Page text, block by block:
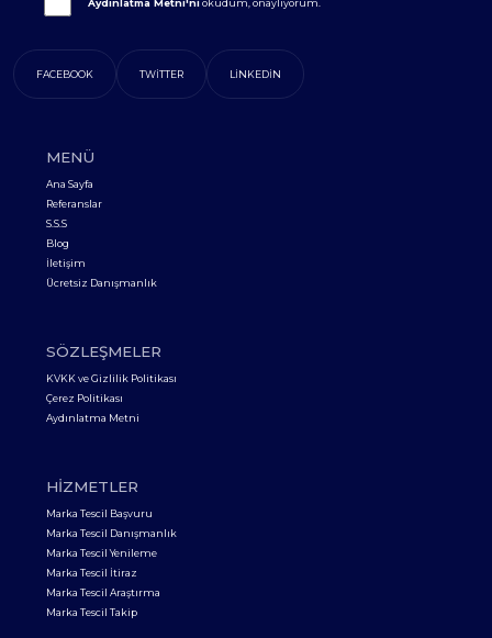
Aydınlatma Metni'niokudum, onaylıyorum.
FACEBOOK TWITTER LINKEDIN
MENÜ
Ana Sayfa
Referanslar
S.S.S
Blog
İletişim
Ücretsiz Danışmanlık
SÖZLEŞMELER
KVKK ve Gizlilik Politikası
Çerez Politikası
Aydınlatma Metni
HIZMETLER
Marka Tescil Başvuru
Marka Tescil Danışmanlık
Marka Tescil Yenileme
Marka Tescil İtiraz
Marka Tescil Araştırma
Marka Tescil Takip